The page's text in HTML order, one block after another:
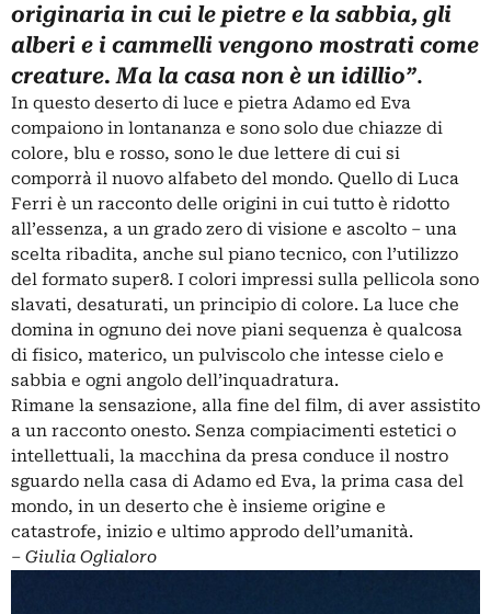
originaria in cui le pietre e la sabbia, gli
alberi e i cammelli vengono mostrati come
creature. Ma la casa non è un idillio”.
In questo deserto di luce e pietra Adamo ed Eva
compaiono in lontananza e sono solo due chiazze di
colore, blu e rosso, sono le due lettere di cui si
comporrà il nuovo alfabeto del mondo. Quello di Luca
Ferri è un racconto delle origini in cui tutto è ridotto
all’essenza, a un grado zero di visione e ascolto – una
scelta ribadita, anche sul piano tecnico, con l’utilizzo
del formato super8. I colori impressi sulla pellicola sono
slavati, desaturati, un principio di colore. La luce che
domina in ognuno dei nove piani sequenza è qualcosa
di fisico, materico, un pulviscolo che intesse cielo e
sabbia e ogni angolo dell’inquadratura.
Rimane la sensazione, alla fine del film, di aver assistito
a un racconto onesto. Senza compiacimenti estetici o
intellettuali, la macchina da presa conduce il nostro
sguardo nella casa di Adamo ed Eva, la prima casa del
mondo, in un deserto che è insieme origine e
catastrofe, inizio e ultimo approdo dell’umanità.
‒ Giulia Oglialoro